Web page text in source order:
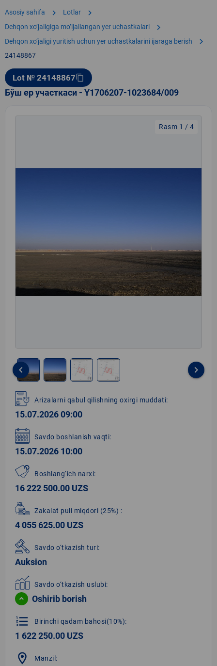
Asosiy sahifa chevron_right Lotlar chevron_right
Dehqon xoʼjaligiga moʼljallangan yer uchastkalari chevron_right
Dehqon xo‘jaligi yuritish uchun yer uchastkalarini ijaraga berish chevron_right
24148867
Lot № 24148867content_copy
Бўш ер участкаси - Y1706207-1023684/009
Rasm 1 / 4
1
of
4
keyboard_arrow_left keyboard_arrow_right
Arizalarni qabul qilishning oxirgi muddati:
15.07.2026 09:00
Savdo boshlanish vaqti:
15.07.2026 10:00
Boshlang‘ich narxi:
16 222 500.00 UZS
Zakalat puli miqdori (25%) :
4 055 625.00 UZS
Savdo o‘tkazish turi:
Auksion
Savdo o‘tkazish uslubi:
Oshirib borish
format_list_numbered Birinchi qadam bahosi(10%):
1 622 250.00 UZS
location_on Manzil: